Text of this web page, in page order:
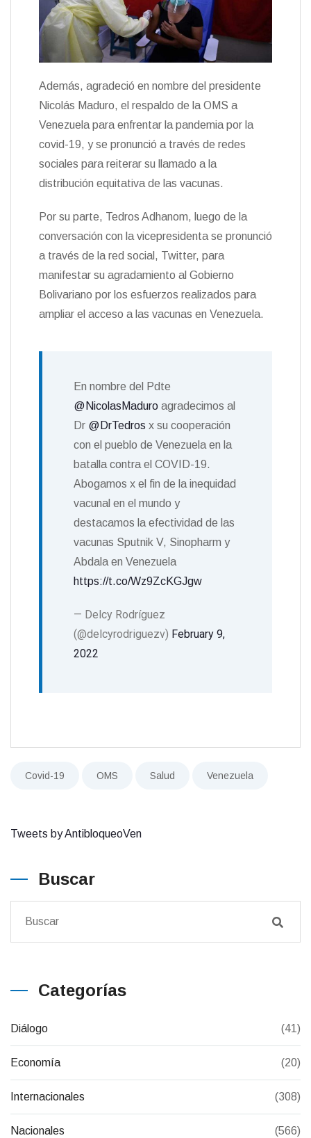
Además, agradeció en nombre del presidente
Nicolás Maduro, el respaldo de la OMS a
Venezuela para enfrentar la pandemia por la
covid-19, y se pronunció a través de redes
sociales para reiterar su llamado a la
distribución equitativa de las vacunas.
Por su parte, Tedros Adhanom, luego de la
conversación con la vicepresidenta se pronunció
a través de la red social, Twitter, para
manifestar su agradamiento al Gobierno
Bolivariano por los esfuerzos realizados para
ampliar el acceso a las vacunas en Venezuela.
En nombre del Pdte
@NicolasMaduro agradecimos al
Dr @DrTedros x su cooperación
con el pueblo de Venezuela en la
batalla contra el COVID-19.
Abogamos x el fin de la inequidad
vacunal en el mundo y
destacamos la efectividad de las
vacunas Sputnik V, Sinopharm y
Abdala en Venezuela
https://t.co/Wz9ZcKGJgw
— Delcy Rodríguez
(@delcyrodriguezv) February 9,
2022
Covid-19 OMS Salud Venezuela
Tweets by AntibloqueoVen
Buscar
Categorías
Diálogo (41)
Economía (20)
Internacionales (308)
Nacionales (566)